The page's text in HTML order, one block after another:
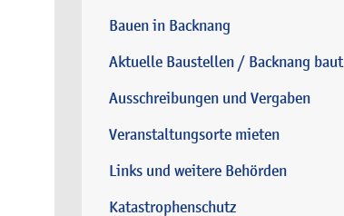
Bauen in Backnang
Aktuelle Baustellen / Backnang baut
Ausschreibungen und Vergaben
Veranstaltungsorte mieten
Links und weitere Behörden
Katastrophenschutz